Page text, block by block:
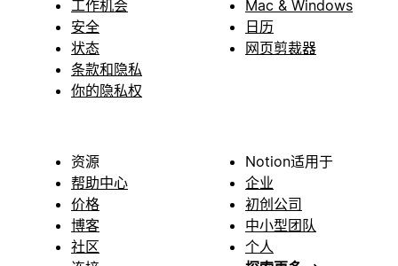
工作机会
安全
状态
条款和隐私
你的隐私权
Mac & Windows
日历
网页剪裁器
资源
帮助中心
价格
博客
社区
Notion适用于
企业
初创公司
中小型团队
个人